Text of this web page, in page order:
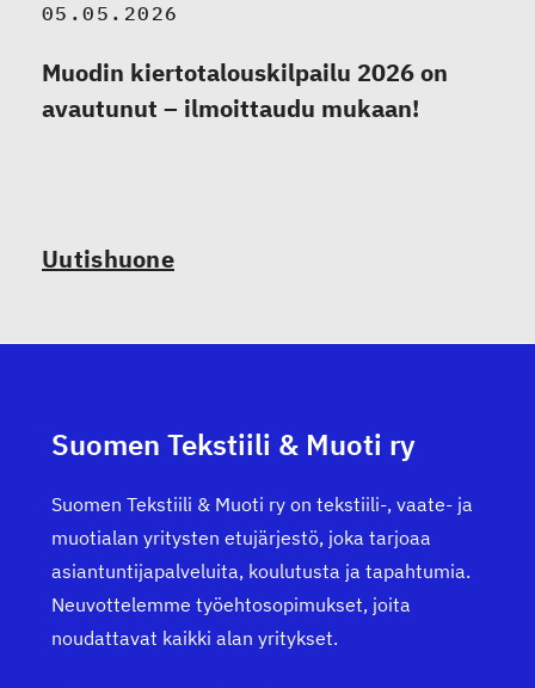
05.05.2026
Muodin kiertotalouskilpailu 2026 on
avautunut – ilmoittaudu mukaan!
Uutishuone
Suomen Tekstiili & Muoti ry
Suomen Tekstiili & Muoti ry on tekstiili-, vaate- ja
muotialan yritysten etujärjestö, joka tarjoaa
asiantuntijapalveluita, koulutusta ja tapahtumia.
Neuvottelemme työehtosopimukset, joita
noudattavat kaikki alan yritykset.